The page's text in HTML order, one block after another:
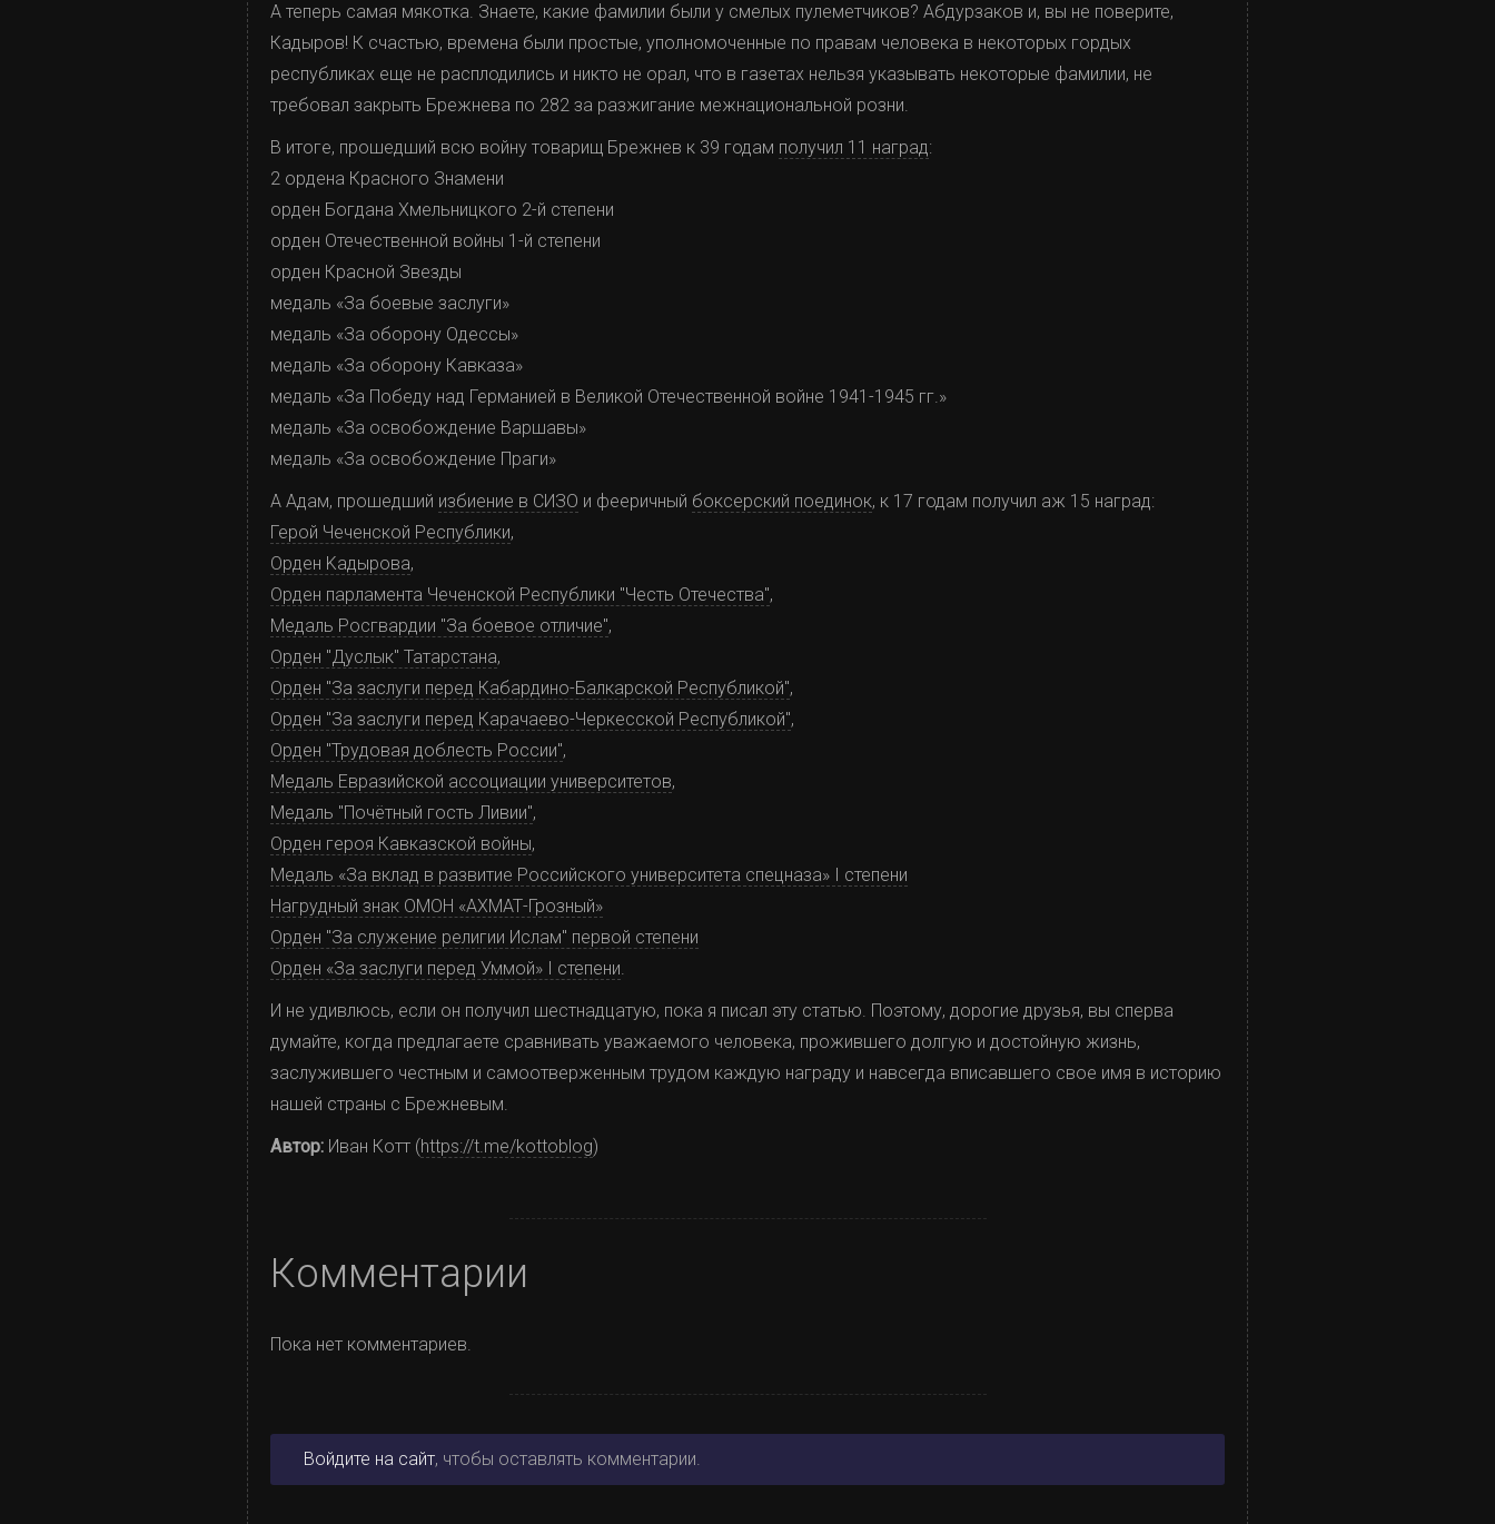
А теперь самая мякотка. Знаете, какие фамилии были у смелых пулеметчиков? Абдурзаков и, вы не поверите,
Кадыров! К счастью, времена были простые, уполномоченные по правам человека в некоторых гордых
республиках еще не расплодились и никто не орал, что в газетах нельзя указывать некоторые фамилии, не
требовал закрыть Брежнева по 282 за разжигание межнациональной розни.
В итоге, прошедший всю войну товарищ Брежнев к 39 годам получил 11 наград:
2 ордена Красного Знамени
орден Богдана Хмельницкого 2-й степени
орден Отечественной войны 1-й степени
орден Красной Звезды
медаль «За боевые заслуги»
медаль «За оборону Одессы»
медаль «За оборону Кавказа»
медаль «За Победу над Германией в Великой Отечественной войне 1941-1945 гг.»
медаль «За освобождение Варшавы»
медаль «За освобождение Праги»
А Адам, прошедший избиение в СИЗО и фееричный боксерский поединок, к 17 годам получил аж 15 наград:
Герой Чеченской Республики,
Орден Kaдыpoвa,
Орден парламента Чеченской Республики "Честь Отечества",
Медаль Росгвардии "За боевое отличие",
Орден "Дуслык" Татарстана,
Орден "За заслуги перед Кабардино-Балкарской Республикой",
Орден "За заслуги перед Карачаево-Черкесской Республикой",
Орден "Трудовая доблесть России",
Медаль Евразийской ассоциации университетов,
Медаль "Почётный гость Ливии",
Орден героя Кавказской войны,
Медаль «За вклад в развитие Российского университета спецназа» I степени
Нагрудный знак ОМОН «АХМАТ-Грозный»
Орден "За служение религии Ислам" первой степени
Орден «За заслуги перед Уммой» I степени.
И не удивлюсь, если он получил шестнадцатую, пока я писал эту статью. Поэтому, дорогие друзья, вы сперва
думайте, когда предлагаете сравнивать уважаемого человека, прожившего долгую и достойную жизнь,
заслужившего честным и самоотверженным трудом каждую награду и навсегда вписавшего свое имя в историю
нашей страны с Брежневым.
Автор: Иван Котт (https://t.me/kottoblog)
Комментарии
Пока нет комментариев.
Войдите на сайт, чтобы оставлять комментарии.